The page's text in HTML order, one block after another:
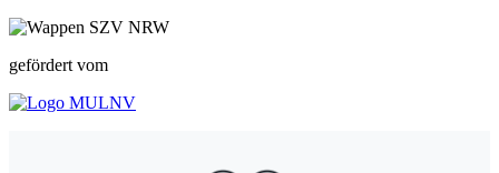
gefördert vom